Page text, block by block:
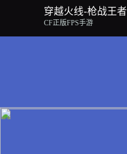
穿越火线-枪战王者
CF正版FPS手游